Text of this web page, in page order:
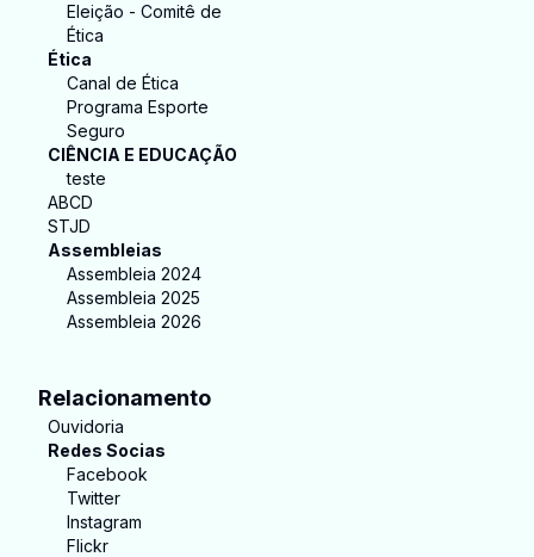
Eleição - Comitê de
Ética
Ética
Canal de Ética
Programa Esporte
Seguro
CIÊNCIA E EDUCAÇÃO
teste
ABCD
STJD
Assembleias
Assembleia 2024
Assembleia 2025
Assembleia 2026
Relacionamento
Ouvidoria
Redes Socias
Facebook
Twitter
Instagram
Flickr